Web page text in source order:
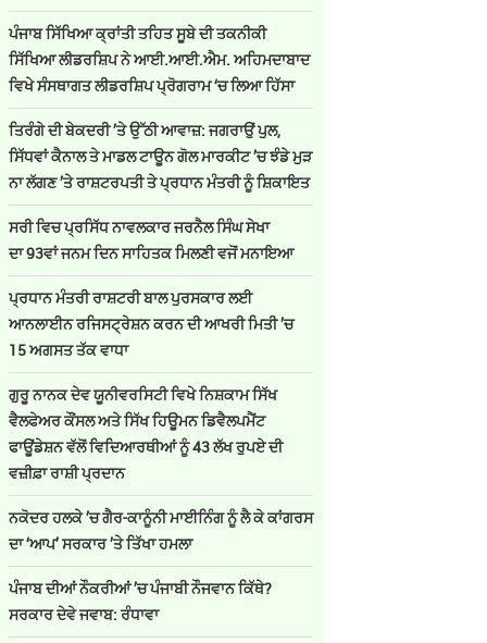
ਪੰਜਾਬ ਸਿੱਖਿਆ ਕ੍ਰਾਂਤੀ ਤਹਿਤ ਸੂਬੇ ਦੀ ਤਕਨੀਕੀ
ਸਿੱਖਿਆ ਲੀਡਰਸ਼ਿਪ ਨੇ ਆਈ.ਆਈ.ਐਮ. ਅਹਿਮਦਾਬਾਦ
ਵਿਖੇ ਸੰਸਥਾਗਤ ਲੀਡਰਸ਼ਿਪ ਪ੍ਰੋਗਰਾਮ ‘ਚ ਲਿਆ ਹਿੱਸਾ
ਤਿਰੰਗੇ ਦੀ ਬੇਕਦਰੀ ’ਤੇ ਉੱਠੀ ਆਵਾਜ਼: ਜਗਰਾਉਂ ਪੁਲ,
ਸਿੱਧਵਾਂ ਕੈਨਾਲ ਤੇ ਮਾਡਲ ਟਾਊਨ ਗੋਲ ਮਾਰਕੀਟ ’ਚ ਝੰਡੇ ਮੁੜ
ਨਾ ਲੱਗਣ ’ਤੇ ਰਾਸ਼ਟਰਪਤੀ ਤੇ ਪ੍ਰਧਾਨ ਮੰਤਰੀ ਨੂੰ ਸ਼ਿਕਾਇਤ
ਸਰੀ ਵਿਚ ਪ੍ਰਸਿੱਧ ਨਾਵਲਕਾਰ ਜਰਨੈਲ ਸਿੰਘ ਸੇਖਾ
ਦਾ 93ਵਾਂ ਜਨਮ ਦਿਨ ਸਾਹਿਤਕ ਮਿਲਣੀ ਵਜੋਂ ਮਨਾਇਆ
ਪ੍ਰਧਾਨ ਮੰਤਰੀ ਰਾਸ਼ਟਰੀ ਬਾਲ ਪੁਰਸਕਾਰ ਲਈ
ਆਨਲਾਈਨ ਰਜਿਸਟ੍ਰੇਸ਼ਨ ਕਰਨ ਦੀ ਆਖਰੀ ਮਿਤੀ ’ਚ
15 ਅਗਸਤ ਤੱਕ ਵਾਧਾ
ਗੁਰੂ ਨਾਨਕ ਦੇਵ ਯੂਨੀਵਰਸਿਟੀ ਵਿਖੇ ਨਿਸ਼ਕਾਮ ਸਿੱਖ
ਵੈਲਫੇਅਰ ਕੌਂਸਲ ਅਤੇ ਸਿੱਖ ਹਿਊਮਨ ਡਿਵੈਲਪਮੈਂਟ
ਫਾਊਂਡੇਸ਼ਨ ਵੱਲੋਂ ਵਿਦਿਆਰਥੀਆਂ ਨੂੰ 43 ਲੱਖ ਰੁਪਏ ਦੀ
ਵਜ਼ੀਫ਼ਾ ਰਾਸ਼ੀ ਪ੍ਰਦਾਨ
ਨਕੋਦਰ ਹਲਕੇ ’ਚ ਗੈਰ-ਕਾਨੂੰਨੀ ਮਾਈਨਿੰਗ ਨੂੰ ਲੈ ਕੇ ਕਾਂਗਰਸ
ਦਾ ‘ਆਪ’ ਸਰਕਾਰ ’ਤੇ ਤਿੱਖਾ ਹਮਲਾ
ਪੰਜਾਬ ਦੀਆਂ ਨੌਕਰੀਆਂ ’ਚ ਪੰਜਾਬੀ ਨੌਜਵਾਨ ਕਿੱਥੇ?
ਸਰਕਾਰ ਦੇਵੇ ਜਵਾਬ: ਰੰਧਾਵਾ